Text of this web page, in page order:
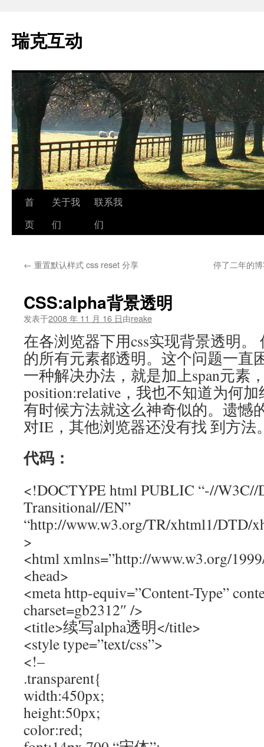
瑞克互动
跳
至
文
首
页
关于我
们
联系我
们
← 重置默认样式 css reset 分享 停了二年的
CSS:alpha背景透明
发表于2008 年 11 月 16 日由reake
在各浏览器下用css实现背景透明。
的所有元素都透明。这个问题一直
一种解决办法，就是加上span元素
position:relative，我也不知道为何
有时候方法就这么神奇似的。遗憾
对IE，其他浏览器还没有找 到方法
代码：
<!DOCTYPE html PUBLIC “-//
Transitional//EN”
“http://www.w3.org/TR/xhtml1/DTD/
>
<html xmlns=”http://www.w3.org/
<head>
<meta http-equiv=”Content-Type”
charset=gb2312″ />
<title>续写alpha透明</title>
<style type=”text/css”>
<!–
.transparent{
width:450px;
height:50px;
color:red;